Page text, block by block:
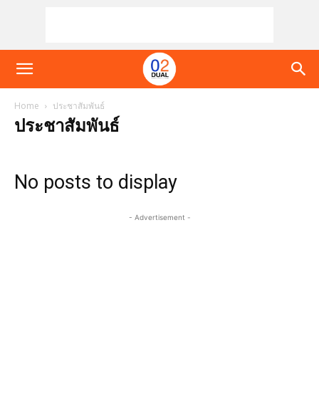
Home ประชาสัมพันธ์
ประชาสัมพันธ์
No posts to display
- Advertisement -